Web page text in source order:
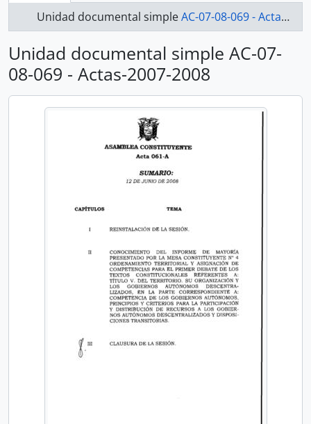
Unidad documental simpleAC-07-08-069 - Actas-2007-2008
Unidad documental simple AC-07-
08-069 - Actas-2007-2008